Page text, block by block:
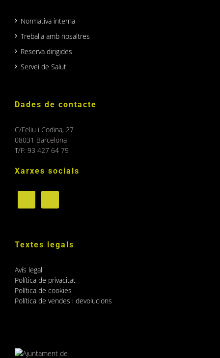
Normativa interna
Treballa amb nosaltres
Reserva dirigides
Servei de Salut
Dades de contacte
C/Feliu i Codina, 27
08031 Barcelona
T/F: 93 427 64 79
Xarxes socials
Textes legals
Avís legal
Política de privacitat
Política de cookies
Política de vendes i devolucions